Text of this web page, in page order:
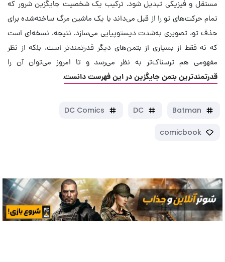
مستقل و فیزیکی تبدیل شود. ترکیب یک شخصیت جایگزین شرور که
تمام حرکت‌های تو را از قبل می‌داند با یک ماشین مرگ ساخته‌شده برای
حذف تو، تصویری به‌شدت دیستوپیایی می‌سازد. نتیجه، نسخه‌ای است
که نه فقط از بسیاری از بتمن‌های دیگر قدرتمندتر است، بلکه از نظر
مفهومی هم ترسناک‌تر به نظر می‌رسد و تا امروز می‌توان آن را
قدرتمندترین بتمن جایگزین در این فهرست دانست.
Batman
DC
DC Comics
comicbook